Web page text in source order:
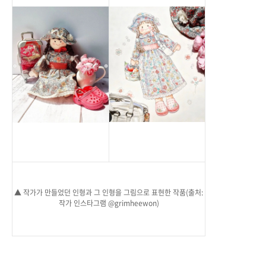
▲ 작가가 만들었던 인형과 그 인형을 그림으로 표현한 작품(출처:
작가 인스타그램 @grimheewon)